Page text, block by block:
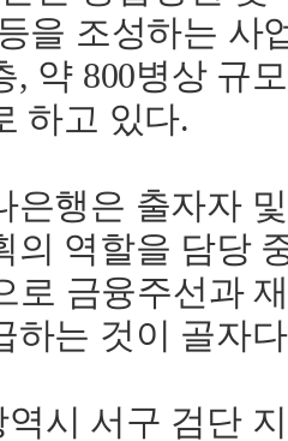
을 조성하는 사
, 약 800병상 규
하고 있다.
은행은 출자자
의 역할을 담당
로 금융주선과
하는 것이 골자
시 서구 검단